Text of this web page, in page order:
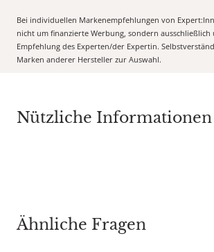
Bei individuellen Markenempfehlungen von
nicht um finanzierte Werbung, sondern ausschließlich
Empfehlung des Experten/der Expertin.
Marken anderer Hersteller zur Auswahl.
Nützliche Informationen
Ähnliche Fragen